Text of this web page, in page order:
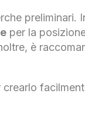
preliminari.
per la
è